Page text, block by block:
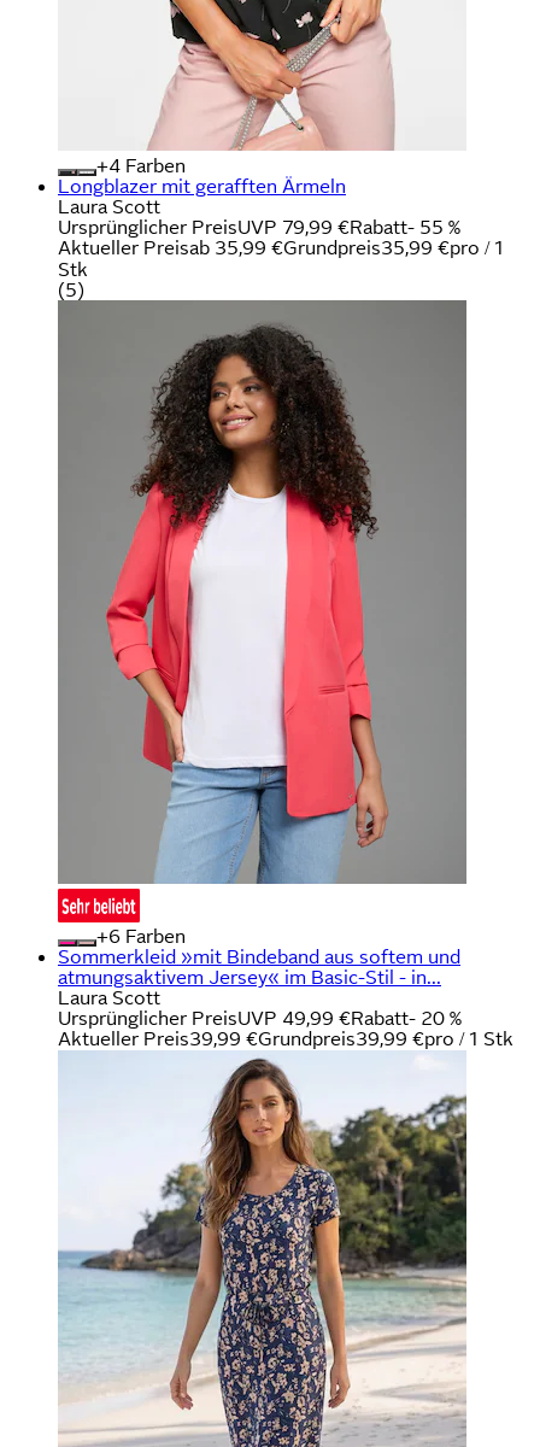
+
Farben
Longblazer mit gerafften Ärmeln
Laura Scott
Ursprünglicher PreisUVP 79,99 €Rabatt- 55 %
Aktueller Preisab 35,99 €Grundpreis35,99 €pro / 1
Stk
(5)
+
Farben
Sommerkleid »mit Bindeband aus softem und
atmungsaktivem Jersey« im Basic-Stil - in...
Laura Scott
Ursprünglicher PreisUVP 49,99 €Rabatt- 20 %
Aktueller Preis39,99 €Grundpreis39,99 €pro / 1 Stk